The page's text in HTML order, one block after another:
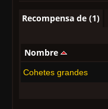
Recompensa de (1)
Nombre
Cohetes grandes